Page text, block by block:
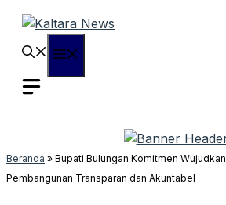
Langsung
Beranda » Bupati Bulungan Komitmen Wujudkan
Pembangunan Transparan dan Akuntabel